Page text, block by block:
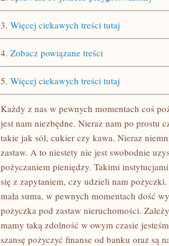
3. Więcej ciekawych treści tutaj
4. Zobacz powiązane treści
5. Więcej ciekawych treści tutaj
Każdy z nas w pewnych momentach coś
jest nam niezbędne. Nieraz nam po prostu
takie jak sól, cukier czy kawa. Nieraz
zastaw. A to niestety nie jest swobodnie
pożyczaniem pieniędzy. Takimi
się z zapytaniem, czy udzieli nam
mała suma, w pewnych momentach dość
pożyczka pod zastaw nieruchomości.
mamy taką zdolność w owym czasie
szansę pożyczyć finanse od banku oraz są